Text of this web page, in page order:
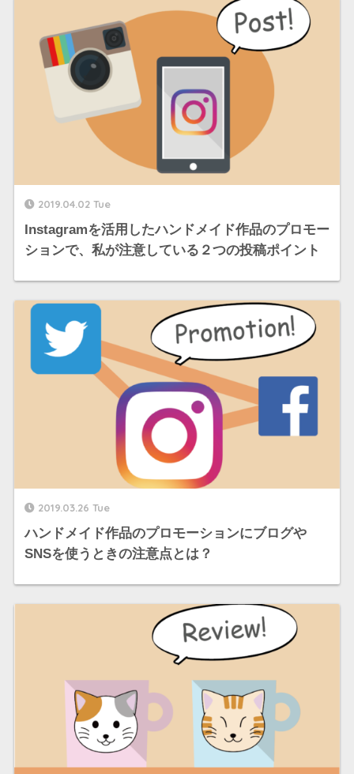
2019.04.02 Tue
Instagramを活用したハンドメイド作品のプロモー
ションで、私が注意している２つの投稿ポイント
2019.03.26 Tue
ハンドメイド作品のプロモーションにブログや
SNSを使うときの注意点とは？